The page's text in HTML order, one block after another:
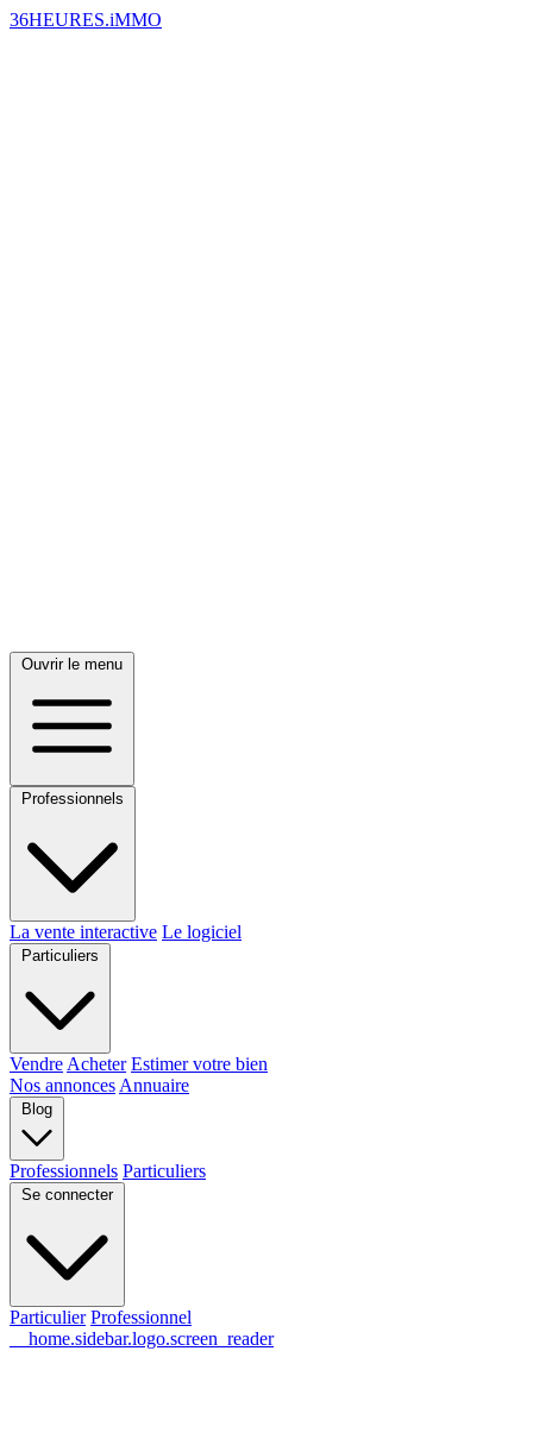
36HEURES.iMMO
Ouvrir le menu
Professionnels
La vente interactive Le logiciel
Particuliers
Vendre Acheter Estimer votre bien
Nos annonces Annuaire
Blog
Professionnels Particuliers
Se connecter
Particulier Professionnel
__home.sidebar.logo.screen_reader